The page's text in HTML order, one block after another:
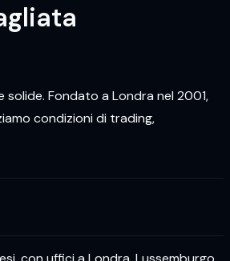
Fondato a Londra nel 2001,
condizioni di trading,